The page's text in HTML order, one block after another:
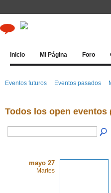
Inicio Mi Página Foro
Eventos futuros Eventos pasados
Todos los open eventos
mayo 27
Martes